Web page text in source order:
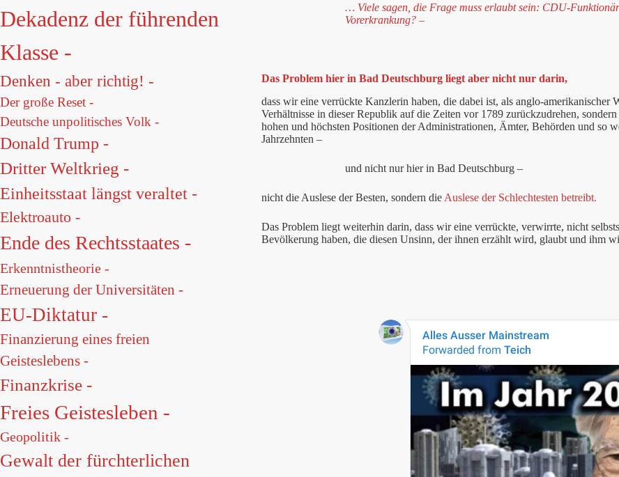
… Viele sagen, die Frage muss erlaubt sein: CDU-
Vorerkrankung? –
Das Problem hier in Bad Deutschburg liegt aber nicht nur darin,
dass wir eine verrückte Kanzlerin haben, die dabei ist, als anglo-amerikanischer
Verhältnisse in dieser Republik auf die Zeiten vor 1789 zurückzudrehen,
hohen und höchsten Positionen der Administrationen, Ämter, Behörden und so
Jahrzehnten –
und nicht nur hier in Bad Deutschburg –
nicht die Auslese der Besten, sondern die Auslese der Schlechtesten betreibt.
Das Problem liegt weiterhin darin, dass wir eine verrückte, verwirrte, nicht
Bevölkerung haben, die diesen Unsinn, der ihnen erzählt wird, glaubt und ihm
Dekadenz der führenden
Klasse -
Denken - aber richtig! -
Der große Reset -
Deutsche unpolitisches Volk -
Donald Trump -
Dritter Weltkrieg -
Einheitsstaat längst veraltet -
Elektroauto -
Ende des Rechtsstaates -
Erkenntnistheorie -
Erneuerung der Universitäten -
EU-Diktatur -
Finanzierung eines freien
Geisteslebens -
Finanzkrise -
Freies Geistesleben -
Geopolitik -
Gewalt der fürchterlichen